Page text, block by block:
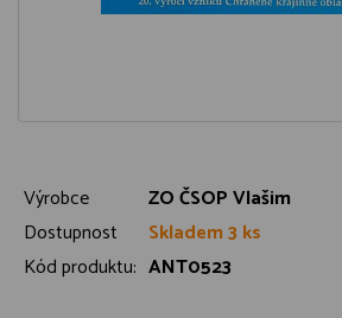
Výrobce
ZO ČSOP Vlašim
Dostupnost
Skladem 3 ks
Kód produktu: ANT0523